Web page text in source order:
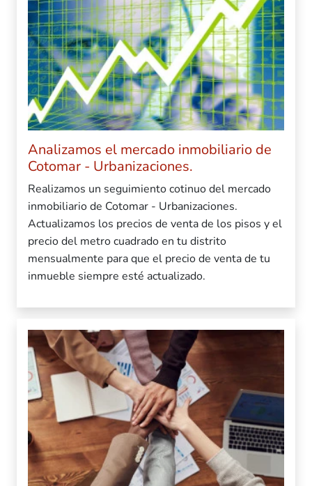
Analizamos el mercado inmobiliario de
Cotomar - Urbanizaciones.
Realizamos un seguimiento cotinuo del mercado
inmobiliario de Cotomar - Urbanizaciones.
Actualizamos los precios de venta de los pisos y el
precio del metro cuadrado en tu distrito
mensualmente para que el precio de venta de tu
inmueble siempre esté actualizado.